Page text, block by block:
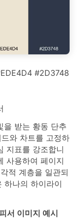
#2D3748
을 받는 황동 단추
와 차트를 고정하
지표를 강조합니
사용하여 페이지
적 계층을 일관되
하나의 하이라이
서 이미지 예시